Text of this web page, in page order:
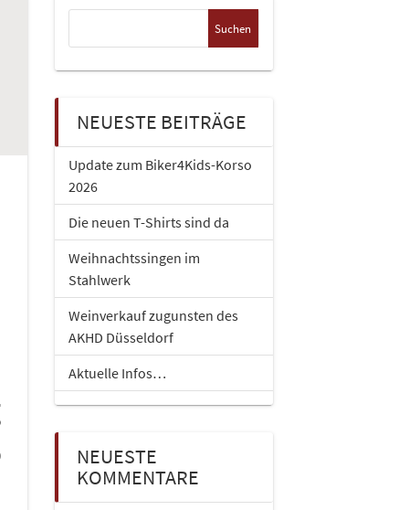
NEUESTE BEITRÄGE
Update zum Biker4Kids-Korso
2026
Die neuen T-Shirts sind da
Weihnachtssingen im
Stahlwerk
Weinverkauf zugunsten des
AKHD Düsseldorf
Aktuelle Infos…
NEUESTE
KOMMENTARE